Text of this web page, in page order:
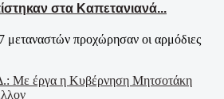
στα Καπετανιανά...
προχώρησαν οι αρμόδιες